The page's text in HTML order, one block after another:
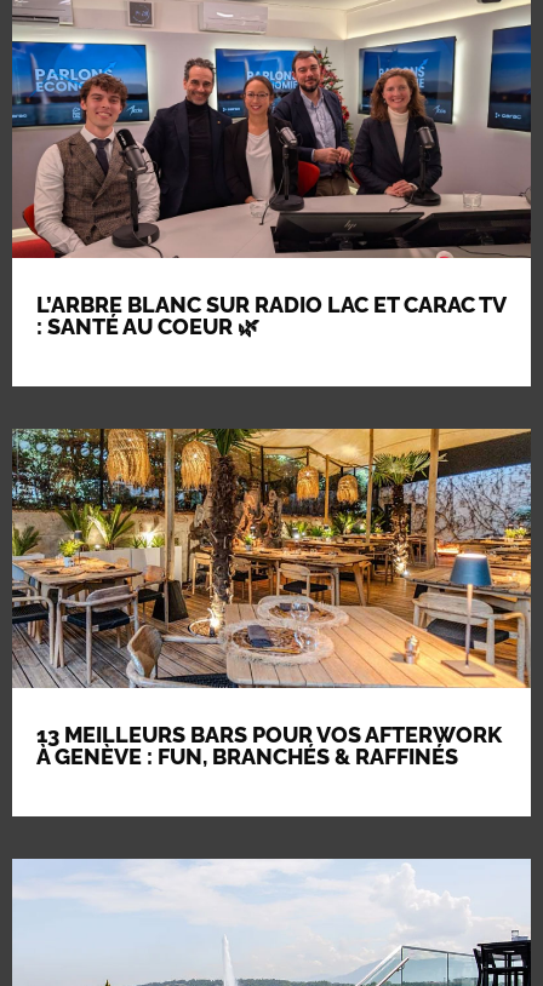
L’ARBRE BLANC SUR RADIO LAC ET CARAC TV
: SANTÉ AU COEUR 🌿
13 MEILLEURS BARS POUR VOS AFTERWORK
À GENÈVE : FUN, BRANCHÉS & RAFFINÉS